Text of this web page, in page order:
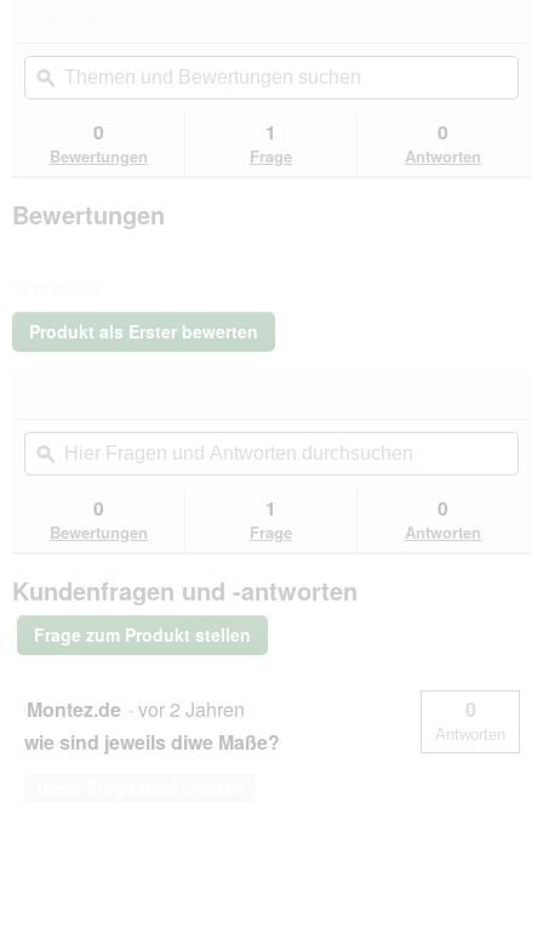
Beurteilungswert
für
District
Hundebett
CLASSIC
Themen
und
Bewertungen
ϙ
0
Bewertungen
1
Frage
0
Antworten
Bewertungen
Kein
Beurteilungswert
Produkt als Erster bewerten
.
wird
ein
Dialogfeld
geöffnet.
Beurteilungswert
für
District
Hundebett
CLASSIC
Hier
Fragen
und
durchsuchen
ϙ
0
Bewertungen
1
Frage
0
Antworten
Kundenfragen und -antworten
Frage zum Produkt stellen
Montez.de · vor 2 Jahren
wie sind jeweils diwe Maße?
0
Antworten